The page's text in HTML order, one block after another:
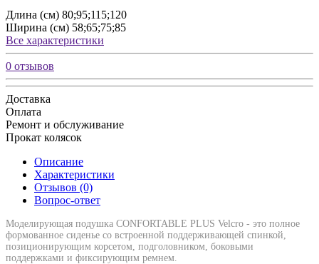
Длина (см) 80;95;115;120
Ширина (см) 58;65;75;85
Все характеристики
0 отзывов
Доставка
Оплата
Ремонт и обслуживание
Прокат колясок
Описание
Характеристики
Отзывов (0)
Вопрос-ответ
Моделирующая подушка CONFORTABLE PLUS Velcro - это полное
формованное сиденье со встроенной поддерживающей спинкой,
позиционирующим корсетом, подголовником, боковыми
поддержками и фиксирующим ремнем.